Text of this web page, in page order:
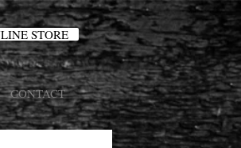
STORE
CONTACT